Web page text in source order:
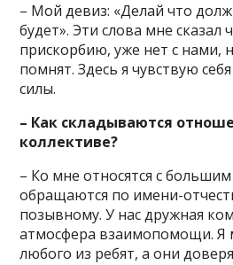
– Мой девиз: «Делай что
будет». Эти слова мне сказал
прискорбию, уже нет с нами,
помнят. Здесь я чувствую
силы.
– Как складываются
коллективе?
– Ко мне относятся с
обращаются по имени-
позывному. У нас дружная
атмосфера взаимопомощи. Я
любого из ребят, а они